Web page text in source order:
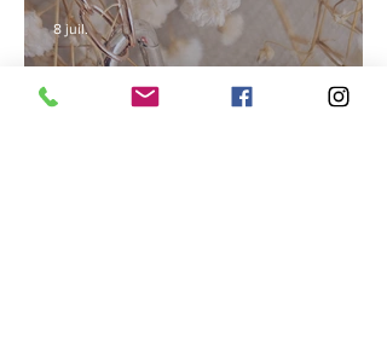
8 juil.